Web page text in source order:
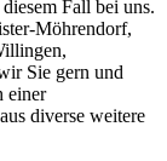
Fall bei uns.
Möhrendorf,
Sie gern und
einer
diverse weitere